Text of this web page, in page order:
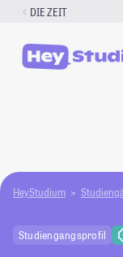
Zum
springen
DIE ZEIT
HeyStudium
Studiengangsprofil